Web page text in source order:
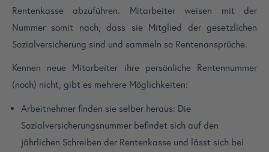
Rentenkasse abzuführen. Mitarbeiter weisen mit der
Nummer somit nach, dass sie Mitglied der gesetzlichen
Sozialversicherung sind und sammeln so Rentenansprüche.
Kennen neue Mitarbeiter ihre persönliche Rentennummer
(noch) nicht, gibt es mehrere Möglichkeiten:
Arbeitnehmer finden sie selber heraus: Die
Sozialversicherungsnummer befindet sich auf den
jährlichen Schreiben der Rentenkasse und lässt sich bei